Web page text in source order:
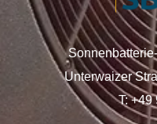
Unterwaizer
T: +49